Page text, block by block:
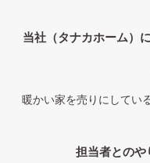
当社（タナカホーム）
暖かい家を売りにしてい
担当者とのや